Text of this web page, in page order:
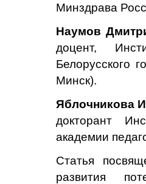
Минздрава
Наумов
доцент,
Белорусского
Минск).
Яблочникова
докторант
академии
Статья
развития